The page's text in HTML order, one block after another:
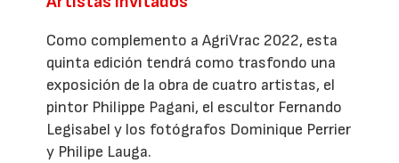
Como complemento a AgriVrac 2022, esta
quinta edición tendrá como trasfondo una
exposición de la obra de cuatro artistas, el
pintor Philippe Pagani, el escultor Fernando
Legisabel y los fotógrafos Dominique Perrier
y Philipe Lauga.